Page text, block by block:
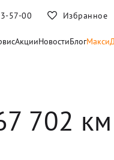
АкцииНовостиБлог
57-00 Избранное
702 км